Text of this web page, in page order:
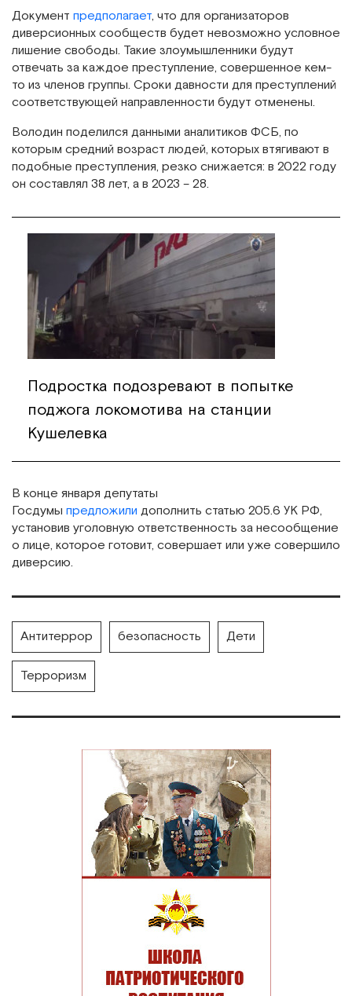
Документ предполагает, что для организаторов
диверсионных сообществ будет невозможно условное
лишение свободы. Такие злоумышленники будут
отвечать за каждое преступление, совершенное кем-
то из членов группы. Сроки давности для преступлений
соответствующей направленности будут отменены.
Володин поделился данными аналитиков ФСБ, по
которым средний возраст людей, которых втягивают в
подобные преступления, резко снижается: в 2022 году
он составлял 38 лет, а в 2023 – 28.
Подростка подозревают в попытке
поджога локомотива на станции
Кушелевка
В конце января депутаты
Госдумы предложили дополнить статью 205.6 УК РФ,
установив уголовную ответственность за несообщение
о лице, которое готовит, совершает или уже совершило
диверсию.
Антитеррор безопасность Дети
Терроризм